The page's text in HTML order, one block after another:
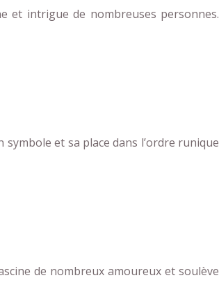
et intrigue de nombreuses personnes.
et sa place dans l’ordre runique
de nombreux amoureux et soulève